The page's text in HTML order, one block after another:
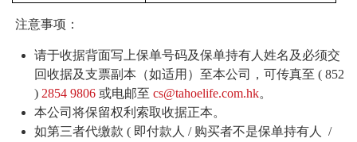
注意事项：
请于收据背面写上保单号码及保单持有人姓名及必须交
回收据及支票副本（如适用）至本公司，可传真至 ( 852
) 2854 9806 或电邮至 cs@tahoelife.com.hk。
本公司将保留权利索取收据正本。
如第三者代缴款 ( 即付款人 / 购买者不是保单持有人 /